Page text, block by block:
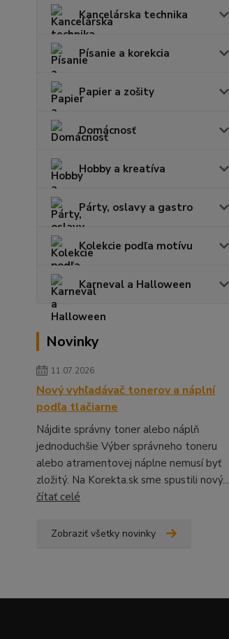
Kancelárska technika
Písanie a korekcia
Papier a zošity
Domácnosť
Hobby a kreatíva
Párty, oslavy a gastro
Kolekcie podľa motívu
Karneval a Halloween
Novinky
11.07.2026
Nový vyhľadávač tonerov a náplní
podľa tlačiarne
Nájdite správny toner alebo náplň
jednoduchšie Výber správneho toneru
alebo atramentovej náplne nemusí byť
zložitý. Na Korekta.sk sme spustili nový...
čítať celé
Zobraziť všetky novinky